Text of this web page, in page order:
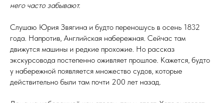
него часто забывают.
Слушаю Юрия Звягина и будто переношусь в осень 1832
года. Напротив, Английская набережная. Сейчас там
движутся машины и редкие прохожие. Но рассказ
экскурсовода постепенно оживляет прошлое. Кажется, будто
у набережной появляется множество судов, которые
действительно были там почти 200 лет назад.